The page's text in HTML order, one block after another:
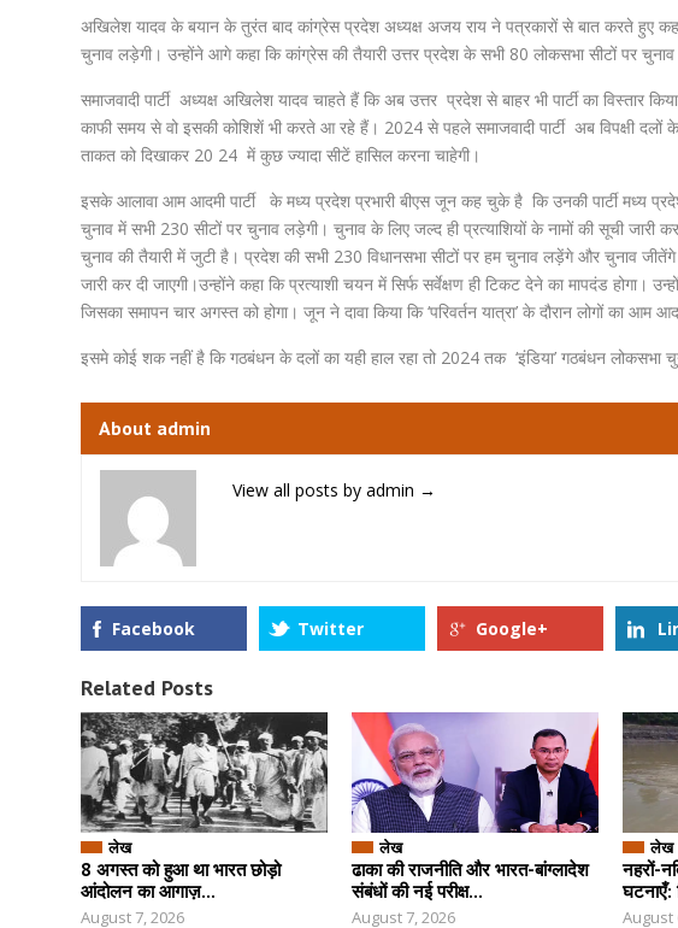
अखिलेश यादव के बयान के तुरंत बाद कांग्रेस प्रदेश अध्यक्ष अजय राय ने पत्रकारों से बात करते हुए
चुनाव लड़ेगी। उन्होंने आगे कहा कि कांग्रेस की तैयारी उत्तर प्रदेश के सभी 80 लोकसभा सीटों पर
समाजवादी पार्टी अध्यक्ष अखिलेश यादव चाहते हैं कि अब उत्तर प्रदेश से बाहर भी पार्टी का विस्तार
काफी समय से वो इसकी कोशिशें भी करते आ रहे हैं। 2024 से पहले समाजवादी पार्टी अब विपक्षी दलों
ताकत को दिखाकर 20 24 में कुछ ज्यादा सीटें हासिल करना चाहेगी।
इसके आलावा आम आदमी पार्टी के मध्य प्रदेश प्रभारी बीएस जून कह चुके है कि उनकी पार्टी मध्य
चुनाव में सभी 230 सीटों पर चुनाव लड़ेगी। चुनाव के लिए जल्द ही प्रत्याशियों के नामों की सूची जारी
चुनाव की तैयारी में जुटी है। प्रदेश की सभी 230 विधानसभा सीटों पर हम चुनाव लड़ेंगे और चुनाव
जारी कर दी जाएगी।उन्होंने कहा कि प्रत्याशी चयन में सिर्फ सर्वेक्षण ही टिकट देने का मापदंड होगा।
जिसका समापन चार अगस्त को होगा। जून ने दावा किया कि ‘परिवर्तन यात्रा’ के दौरान लोगों का
इसमे कोई शक नहीं है कि गठबंधन के दलों का यही हाल रहा तो 2024 तक ‘इंडिया’ गठबंधन लोकसभा
About admin
View all posts by admin →
Facebook Twitter Google+
Related Posts
लेख
8 अगस्त को हुआ था भारत छोड़ो
आंदोलन का आगाज़...
August 7, 2026
लेख
ढाका की राजनीति और भारत-बांग्लादेश
संबंधों की नई परीक्ष...
August 7, 2026
लेख
नहरों-
घटनाएँ:
August